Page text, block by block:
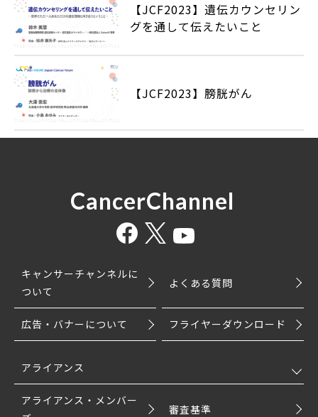
【JCF2023】遺伝カウンセリン
グを通して伝えたいこと
【JCF2023】膀胱がん
CancerChannel
キャンサーチャンネルに
ついて
よくある質問
広告・バナーについて フライヤーダウンロード
アライアンス
アライアンス・メンバー
審査基準